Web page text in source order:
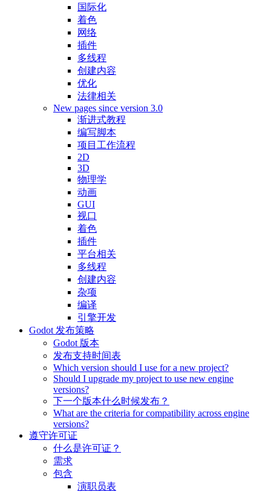
国际化
着色
网络
插件
多线程
创建内容
优化
法律相关
New pages since version 3.0
渐进式教程
编写脚本
项目工作流程
2D
3D
物理学
动画
GUI
视口
着色
插件
平台相关
多线程
创建内容
杂项
编译
引擎开发
Godot 发布策略
Godot 版本
发布支持时间表
Which version should I use for a new project?
Should I upgrade my project to use new engine
versions?
下一个版本什么时候发布？
What are the criteria for compatibility across engine
versions?
遵守许可证
什么是许可证？
需求
包含
演职员表